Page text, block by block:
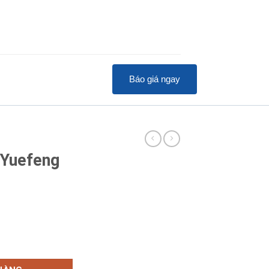
Báo giá ngay